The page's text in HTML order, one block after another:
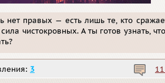
нет правых — есть лишь те, кто
чистокровных. А ты готов узнать,
3